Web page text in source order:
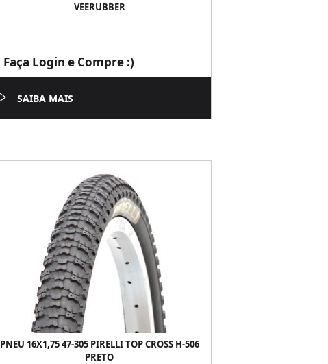
VEERUBBER
Faça Login e Compre :)
SAIBA MAIS
PNEU 16X1,75 47-305 PIRELLI TOP CROSS H-506
PRETO